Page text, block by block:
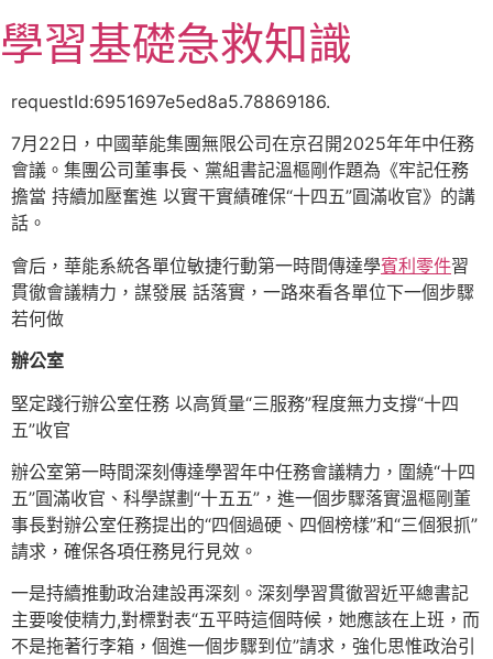
至
主
容
學習基礎急救知識
requestId:6951697e5ed8a5.78869186.
7月22日，中國華能集團無限公司在京召開2025年年中任務
會議。集團公司董事長、黨組書記溫樞剛作題為《牢記任務
擔當 持續加壓奮進 以實干實績確保“十四五”圓滿收官》的講
話。
會后，華能系統各單位敏捷行動第一時間傳達學賓利零件習
貫徹會議精力，謀發展 話落實，一路來看各單位下一個步驟
若何做
辦公室
堅定踐行辦公室任務 以高質量“三服務”程度無力支撐“十四
五”收官
辦公室第一時間深刻傳達學習年中任務會議精力，圍繞“十四
五”圓滿收官、科學謀劃“十五五”，進一個步驟落實溫樞剛董
事長對辦公室任務提出的“四個過硬、四個榜樣”和“三個狠抓”
請求，確保各項任務見行見效。
一是持續推動政治建設再深刻。深刻學習貫徹習近平總書記
主要唆使精力,對標對表“五平時這個時候，她應該在上班，而
不是拖著行李箱，個進一個步驟到位”請求，強化思惟政治引